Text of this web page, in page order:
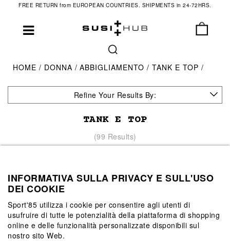
FREE RETURN from EUROPEAN COUNTRIES. SHIPMENTS in 24-72HRS.
HOME DONNA ABBIGLIAMENTO TANK E TOP
Refine Your Results By:
TANK E TOP
(99 Results)
INFORMATIVA SULLA PRIVACY E SULL'USO
DEI COOKIE
Sport'85 utilizza i cookie per consentire agli utenti di
usufruire di tutte le potenzialità della piattaforma di shopping
online e delle funzionalità personalizzate disponibili sul
nostro sito Web.